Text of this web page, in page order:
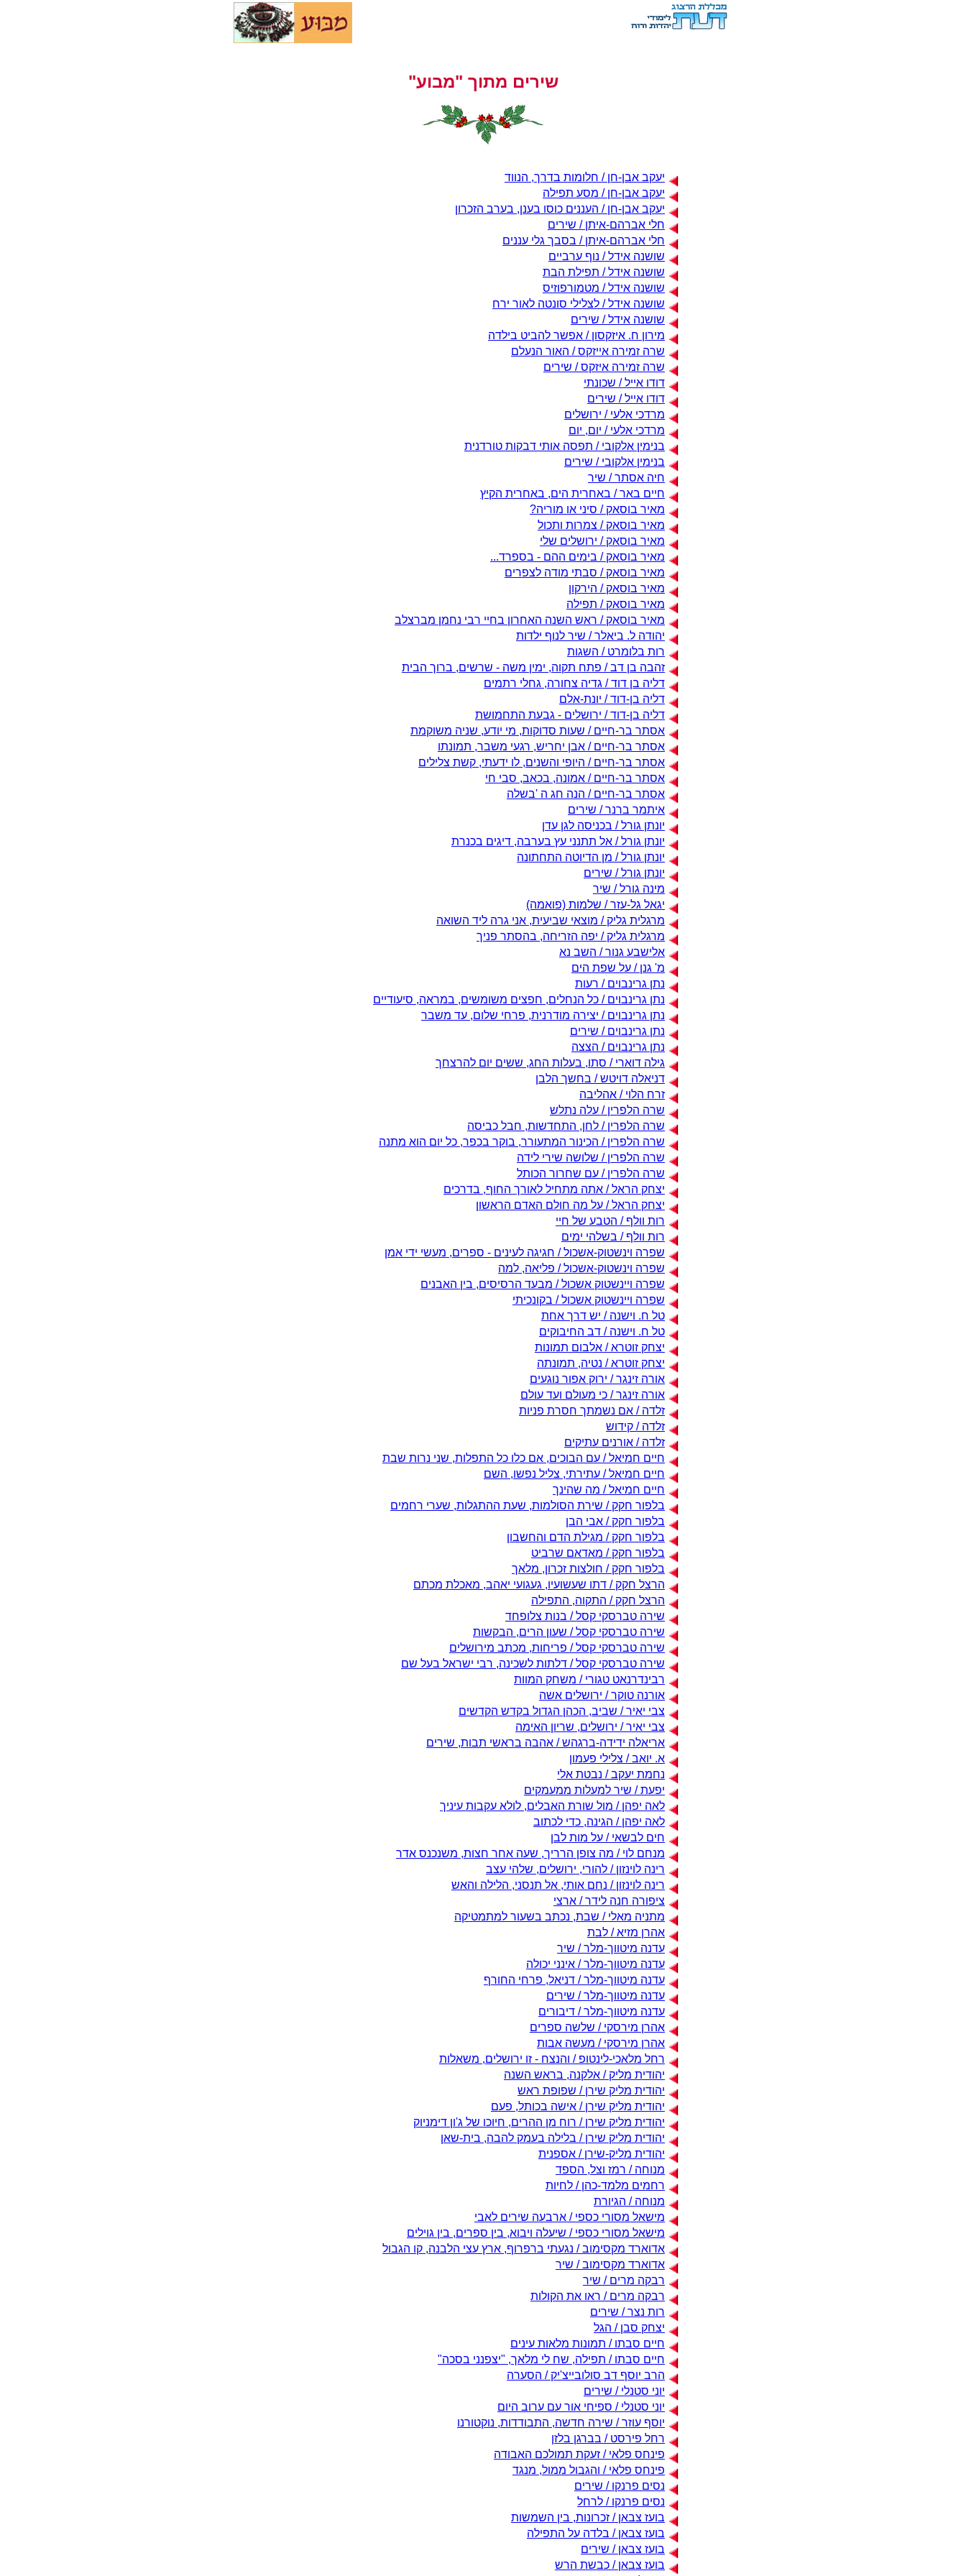
שירים מתוך "מבוע"
יעקב אבן-חן / חלומות בדרך, הנווד
יעקב אבן-חן / מסע תפילה
יעקב אבן-חן / העננים כוסו בענן, בערב הזכרון
חלי אברהם-איתן / שירים
חלי אברהם-איתן / בסבך גלי עננים
שושנה אידל / נוף ערביים
שושנה אידל / תפילת הבת
שושנה אידל / מטמורפוזיס
שושנה אידל / לצלילי סונטה לאור ירח
שושנה אידל / שירים
מירון ח. איזקסון / אפשר להביט בילדה
שרה זמירה אייזקס / האור הנעלם
שרה זמירה איזקס / שירים
דודו אייל / שכונתי
דודו אייל / שירים
מרדכי אלעי / ירושלים
מרדכי אלעי / יום, יום
בנימין אלקובי / תפסה אותי דבקות טורדנית
בנימין אלקובי / שירים
חיה אסתר / שיר
חיים באר / באחרית הים, באחרית הקיץ
מאיר בוסאק / סיני או מוריה?
מאיר בוסאק / צמרות ותכול
מאיר בוסאק / ירושלים שלי
מאיר בוסאק / בימים ההם - בספרד...
מאיר בוסאק / סבתי מודה לצפרים
מאיר בוסאק / הירקון
מאיר בוסאק / תפילה
מאיר בוסאק / ראש השנה האחרון בחיי רבי נחמן מברצלב
יהודה ל. ביאלר / שיר לנוף ילדות
רות בלומרט / השגות
זהבה בן דב / פתח תקוה, ימין משה - שרשים, ברוך הבית
דליה בן דוד / גדיה צחורה, גחלי רתמים
דליה בן-דוד / יונת-אלם
דליה בן-דוד / ירושלים - גבעת התחמושת
אסתר בר-חיים / שעות סדוקות, מי יודע, שניה משוקמת
אסתר בר-חיים / אבן יחריש, רגעי משבר, תמונתו
אסתר בר-חיים / היופי והשנים, לו ידעתי, קשת צלילים
אסתר בר-חיים / אמונה, בכאב, סבי חי
אסתר בר-חיים / הנה חג ה 'בשלה
איתמר ברנר / שירים
יונתן גורל / בכניסה לגן עדן
יונתן גורל / אל תתנני עץ בערבה, דיגים בכנרת
יונתן גורל / מן הדיוטה התחתונה
יונתן גורל / שירים
מינה גורל / שיר
יגאל גל-עזר / שלמות (פואמה)
מרגלית גליק / מוצאי שביעית, אני גרה ליד השואה
מרגלית גליק / יפה הזריחה, בהסתר פניך
אלישבע גנור / השב נא
מ' גנן / על שפת הים
נתן גרינבוים / רעות
נתן גרינבוים / כל הנחלים, חפצים משומשים, במראה, סיעודיים
נתן גרינבוים / יצירה מודרנית, פרחי שלום, עד משבר
נתן גרינבוים / שירים
נתן גרינבוים / הצצה
גילה דוארי / סתו, בעלות החג, ששים יום להרצחך
דניאלה דויטש / בחשך הלבן
זרח הלוי / אהליבה
שרה הלפרין / עלה נתלש
שרה הלפרין / לחן, התחדשות, חבל כביסה
שרה הלפרין / הכינור המתעורר, בוקר בכפר, כל יום הוא מתנה
שרה הלפרין / שלושה שירי לידה
שרה הלפרין / עם שחרור הכותל
יצחק הראל / אתה מתחיל לאורך החוף, בדרכים
יצחק הראל / על מה חולם האדם הראשון
רות וולף / הטבע של חיי
רות וולף / בשלהי ימים
שפרה וינשטוק-אשכול / חגיגה לעינים - ספרים, מעשי ידי אמן
שפרה וינשטוק-אשכול / פליאה, למה
שפרה ויינשטוק אשכול / מבעד הרסיסים, בין האבנים
שפרה ויינשטוק אשכול / בקונכיתי
טל ח. וישנה / יש דרך אחת
טל ח. וישנה / דב החיבוקים
יצחק זוטרא / אלבום תמונות
יצחק זוטרא / נטיה, תמונתה
אורה זינגר / ירוק אפור נוגעים
אורה זינגר / כי מעולם ועד עולם
זלדה / אם נשמתך חסרת פניות
זלדה / קידוש
זלדה / אורנים עתיקים
חיים חמיאל / עם הבוכים, אם כלו כל התפלות, שני נרות שבת
חיים חמיאל / עתירתי, צליל נפשו, השם
חיים חמיאל / מה שהינך
בלפור חקק / שירת הסולמות, שעת ההתגלות, שערי רחמים
בלפור חקק / אבי הבן
בלפור חקק / מגילת הדם והחשבון
בלפור חקק / מאדאם שרביט
בלפור חקק / חולצות זכרון, מלאך
הרצל חקק / דתו שעשועיו, געגועי יאהב, מאכלת מכתם
הרצל חקק / התקוה, התפילה
שירה טברסקי קסל / בנות צלופחד
שירה טברסקי קסל / שעון הרים, הבקשות
שירה טברסקי קסל / פריחות, מכתב מירושלים
שירה טברסקי קסל / דלתות לשכינה, רבי ישראל בעל שם
רבינדרנאט טגורי / משחק המוות
אורנה טוקר / ירושלים אשה
צבי יאיר / שביב, הכהן הגדול בקדש הקדשים
צבי יאיר / ירושלים, שריון האימה
אריאלה ידידה-ברגהש / אהבה בראשי תבות, שירים
א. יואב / צלילי פעמון
נחמת יעקב / נבטת אלי
יפעת / שיר למעלות ממעמקים
לאה יפהן / מול שורת האבלים, לולא עקבות עיניך
לאה יפהן / הגינה, כדי לכתוב
חים לבשאי / על מות לבן
מנחם לוי / מה צופן הרריך, שעה אחר חצות, משנכנס אדר
רינה לוינזון / להורי, ירושלים, שלהי עצב
רינה לוינזון / נחם אותי, אל תנסני, הלילה והאש
ציפורה חנה לידר / ארצי
מתניה מאלי / שבת, נכתב בשעור למתמטיקה
אהרן מזיא / לבת
עדנה מיטווך-מלר / שיר
עדנה מיטווך-מלר / אינני יכולה
עדנה מיטווך-מלר / דניאל, פרחי החורף
עדנה מיטווך-מלר / שירים
עדנה מיטווך-מלר / דיבורים
אהרן מירסקי / שלשה ספרים
אהרן מירסקי / מעשה אבות
רחל מלאכי-לינטופ / והנצח - זו ירושלים, משאלות
יהודית מליק / אלקנה, בראש השנה
יהודית מליק שירן / שפופת ראש
יהודית מליק שירן / אישה בכותל, פעם
יהודית מליק שירן / רוח מן ההרים, חיוכו של ג'ון דימניוק
יהודית מליק שירן / בלילה בעמק להבה, בית-שאן
יהודית מליק-שירן / אספנית
מנוחה / רמז וצל, הספד
רחמים מלמד-כהן / לחיות
מנוחה / הגיורת
מישאל מסורי כספי / ארבעה שירים לאבי
מישאל מסורי כספי / שיעלה ויבוא, בין ספרים, בין גוילים
אדוארד מקסימוב / נגעתי ברפרוף, ארץ עצי הלבנה, קו הגבול
אדוארד מקסימוב / שיר
רבקה מרים / שיר
רבקה מרים / ראו את הקולות
רות נצר / שירים
יצחק סבן / הגל
חיים סבתו / תמונות מלאות עינים
חיים סבתו / תפילה, שח לי מלאך, "יצפנני בסכה"
הרב יוסף דב סולובייצ'יק / הסערה
יוני סטנלי / שירים
יוני סטנלי / ספיחי אור עם ערוב היום
יוסף עוזר / שירה חדשה, התבודדות, נוקטורנו
רחל פירסט / בברגן בלזן
פינחס פלאי / זעקת תמולכם האבודה
פינחס פלאי / והגבול ממול, מנגד
נסים פרנקו / שירים
נסים פרנקו / לרחל
בועז צבאן / זכרונות, בין השמשות
בועז צבאן / בלדה על התפילה
בועז צבאן / שירים
בועז צבאן / כבשת הרש